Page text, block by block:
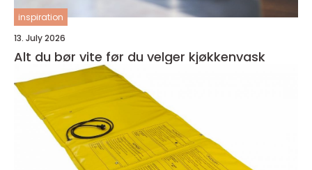
inspiration
13. July 2026
Alt du bør vite før du velger kjøkkenvask